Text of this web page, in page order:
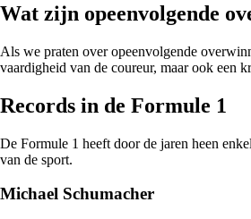
Wat zijn opeenvolgende
Als we praten over opeenvolgende
vaardigheid van de coureur, maar ook een
Records in de Formule 1
De Formule 1 heeft door de jaren heen
van de sport.
Michael Schumacher